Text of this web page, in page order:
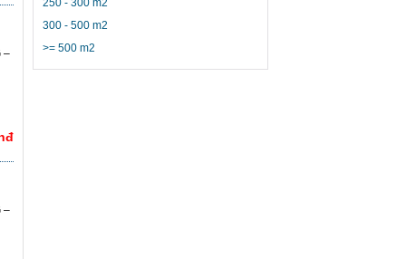
–
–
250 - 300 m2
300 - 500 m2
>= 500 m2